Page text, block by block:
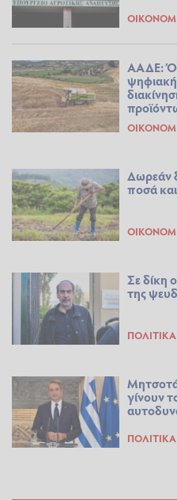
ΑΑΔΕ:
Δωρεάν
ποσά
Σε δίκη
της
ΠΟΛΙΤΙΚΆ
γίνουν
ΠΟΛΙΤΙΚΆ